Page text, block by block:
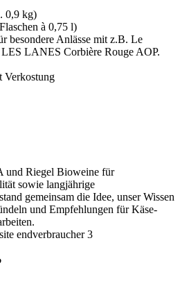
0,9 kg)
à 0,75 l)
besondere Anlässe mit z.B. Le
LANES Corbière Rouge AOP.
Verkostung
und Riegel Bioweine für
sowie langjährige
gemeinsam die Idee, unser Wissen
und Empfehlungen für Käse-